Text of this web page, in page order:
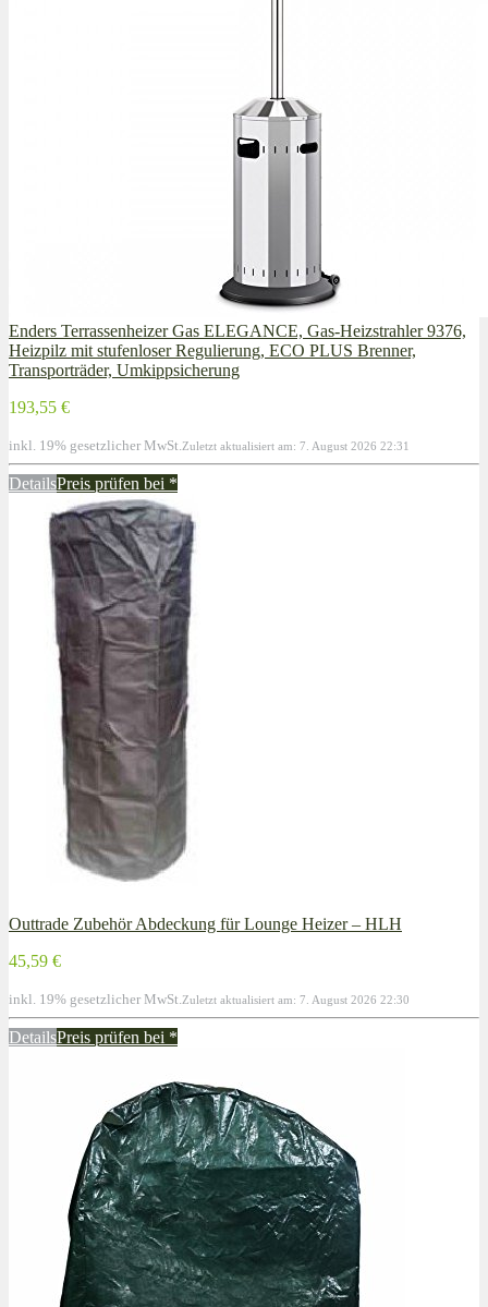
Enders Terrassenheizer Gas ELEGANCE, Gas-Heizstrahler 9376,
Heizpilz mit stufenloser Regulierung, ECO PLUS Brenner,
Transporträder, Umkippsicherung
193,55 €
inkl. 19% gesetzlicher MwSt. Zuletzt aktualisiert am: 7. August 2026 22:31
DetailsPreis prüfen bei *
Outtrade Zubehör Abdeckung für Lounge Heizer – HLH
45,59 €
inkl. 19% gesetzlicher MwSt. Zuletzt aktualisiert am: 7. August 2026 22:30
DetailsPreis prüfen bei *